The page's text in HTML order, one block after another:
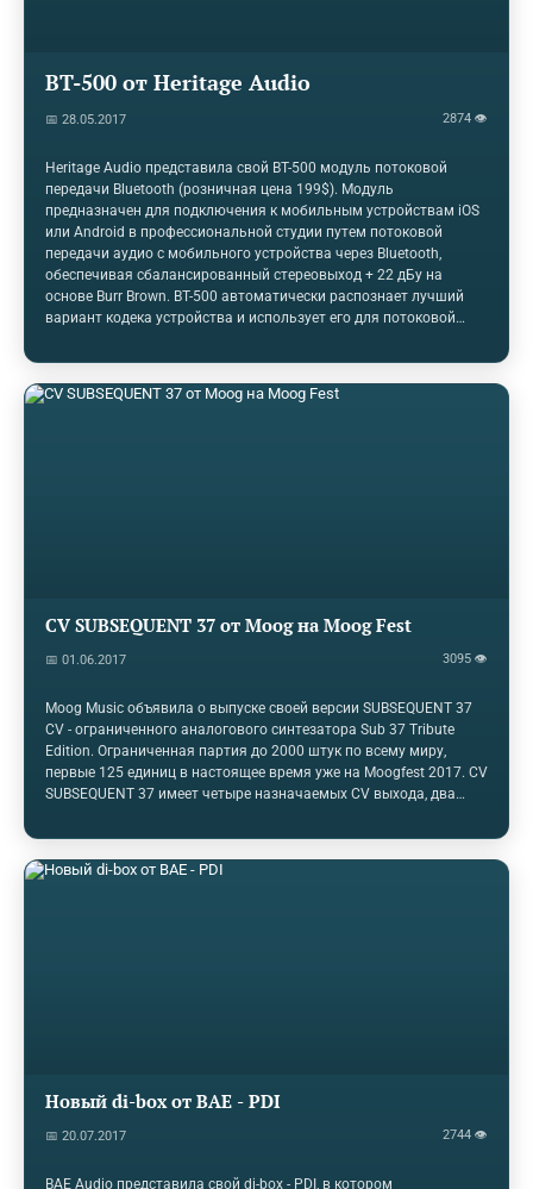
BT-500 от Heritage Audio
📅 28.05.2017 2874 👁
Heritage Audio представила свой BT-500 модуль потоковой
передачи Bluetooth (розничная цена 199$). Модуль
предназначен для подключения к мобильным устройствам iOS
или Android в профессиональной студии путем потоковой
передачи аудио с мобильного устройства через Bluetooth,
обеспечивая сбалансированный стереовыход + 22 дБу на
основе Burr Brown. BT-500 автоматически распознает лучший
вариант кодека устройства и использует его для потоковой
студий, и в каждом случае либо художник, либо продюсер
хотели, чтобы что-то играло со своих телефонов», - объясняет
управляющий директор Heritage Audio Питер Родригес.
CV SUBSEQUENT 37 от Moog на Moog Fest
📅 01.06.2017 3095 👁
Moog Music объявила о выпуске своей версии SUBSEQUENT 37
CV - ограниченного аналогового синтезатора Sub 37 Tribute
Edition. Ограниченная партия до 2000 штук по всему миру,
первые 125 единиц в настоящее время уже на Moogfest 2017. CV
SUBSEQUENT 37 имеет четыре назначаемых CV выхода, два
широкоформатными и модульными системами Eurorack),
улучшенный тебробрелок, усилитель для наушников,
измененный путь аналогового сигнала. Функциональные
Новый di-box от BAE - PDI
📅 20.07.2017 2744 👁
BAE Audio представила свой di-box - PDI, в котором